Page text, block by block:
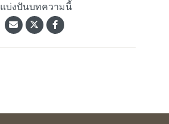
แบ่งปันบทความนี้